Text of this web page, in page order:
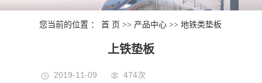
您当前的位置 ：首 页 >> 产品中心 >>地铁类垫板
上铁垫板
2019-11-09 474次